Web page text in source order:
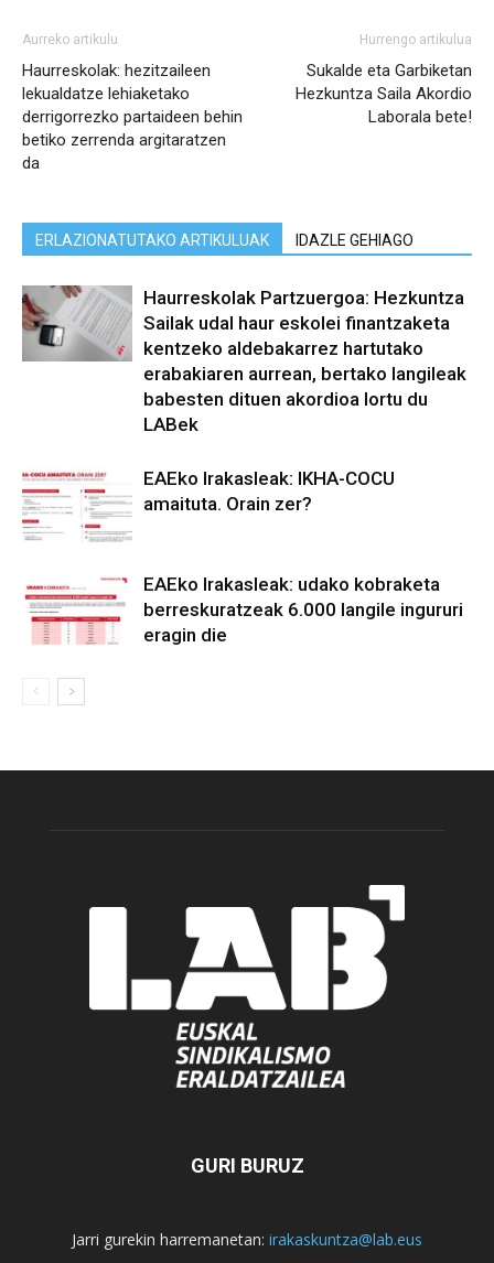
Aurreko artikulu
Haurreskolak: hezitzaileen
lekualdatze lehiaketako
derrigorrezko partaideen behin
betiko zerrenda argitaratzen
da
Hurrengo artikulua
Sukalde eta Garbiketan
Hezkuntza Saila Akordio
Laborala bete!
ERLAZIONATUTAKO ARTIKULUAK IDAZLE GEHIAGO
Haurreskolak Partzuergoa: Hezkuntza
Sailak udal haur eskolei finantzaketa
kentzeko aldebakarrez hartutako
erabakiaren aurrean, bertako langileak
babesten dituen akordioa lortu du
LABek
EAEko Irakasleak: IKHA-COCU
amaituta. Orain zer?
EAEko Irakasleak: udako kobraketa
berreskuratzeak 6.000 langile ingururi
eragin die
GURI BURUZ
Jarri gurekin harremanetan: irakaskuntza@lab.eus